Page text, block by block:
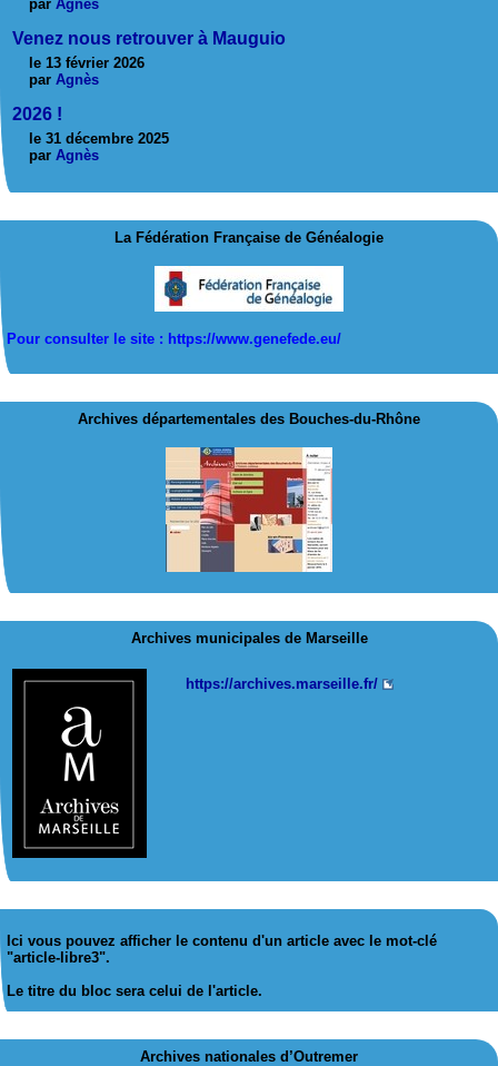
par Agnès
Venez nous retrouver à Mauguio
le 13 février 2026
par Agnès
2026 !
le 31 décembre 2025
par Agnès
La Fédération Française de Généalogie
Pour consulter le site : https://www.genefede.eu/
Archives départementales des Bouches-du-Rhône
Archives municipales de Marseille
https://archives.marseille.fr/
Ici vous pouvez afficher le contenu d'un article avec le mot-clé
"article-libre3".
Le titre du bloc sera celui de l'article.
Archives nationales d’Outremer